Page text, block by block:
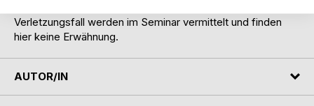
Verletzungsfall werden im Seminar vermittelt und finden
hier keine Erwähnung.
AUTOR/IN